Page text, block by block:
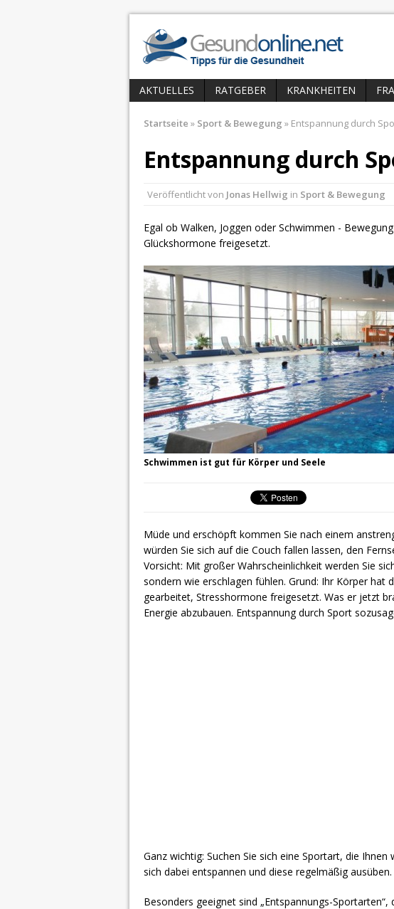
AKTUELLES RATGEBER KRANKHEITEN
Startseite » Sport & Bewegung » Entspannung durch
Entspannung durch
Veröffentlicht von Jonas Hellwig in Sport & Bewegung
Egal ob Walken, Joggen oder Schwimmen -
Glückshormone freigesetzt.
Schwimmen ist gut für Körper und Seele
Müde und erschöpft kommen Sie nach einem
würden Sie sich auf die Couch fallen lassen, den
Vorsicht: Mit großer Wahrscheinlichkeit werden Sie
sondern wie erschlagen fühlen. Grund: Ihr Körper hat
gearbeitet, Stresshormone freigesetzt. Was er jetzt
Energie abzubauen. Entspannung durch Sport
Ganz wichtig: Suchen Sie sich eine Sportart, die
sich dabei entspannen und diese regelmäßig ausüben.
Besonders geeignet sind „Entspannungs-